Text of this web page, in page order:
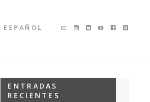
ESPAÑOL
ENTRADAS
RECIENTES